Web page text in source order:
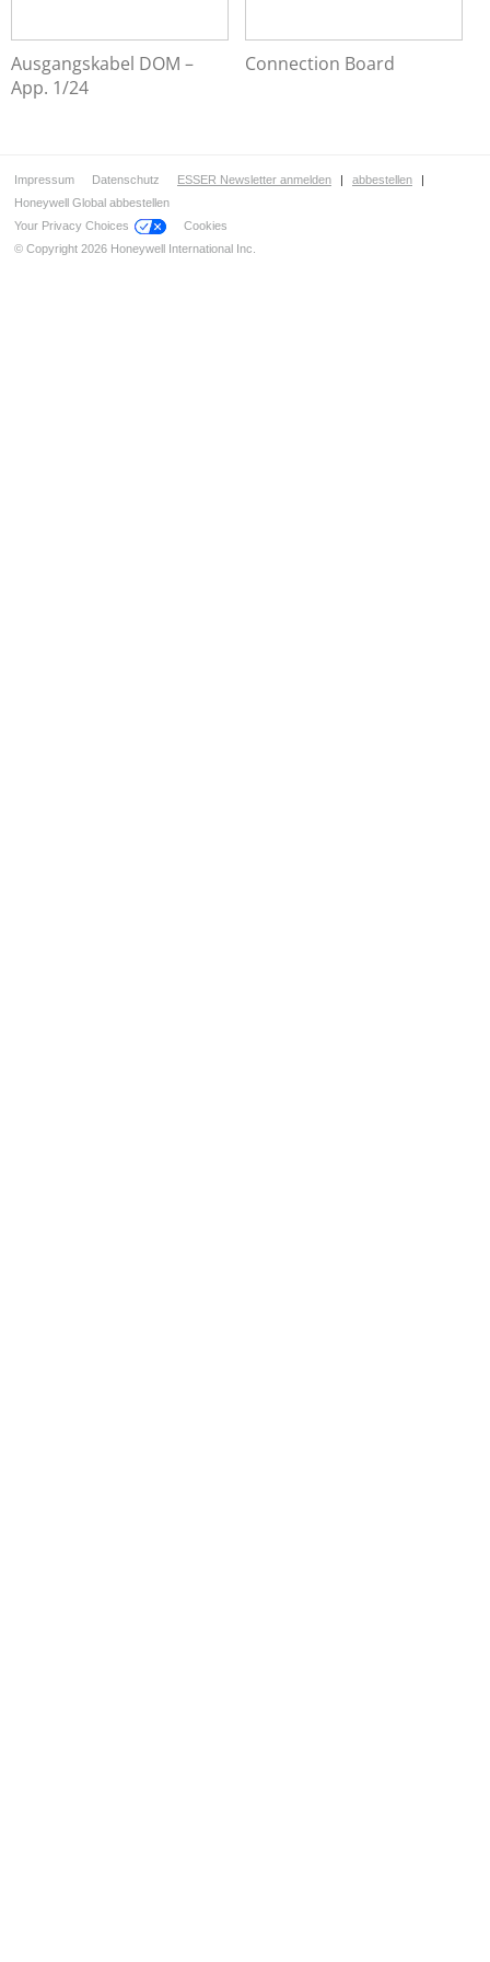
Ausgangskabel DOM –
App. 1/24
Connection Board
Impressum Datenschutz ESSER Newsletter anmelden | abbestellen
|
Honeywell Global abbestellen
Your Privacy Choices
Cookies
© Copyright 2026 Honeywell International Inc.